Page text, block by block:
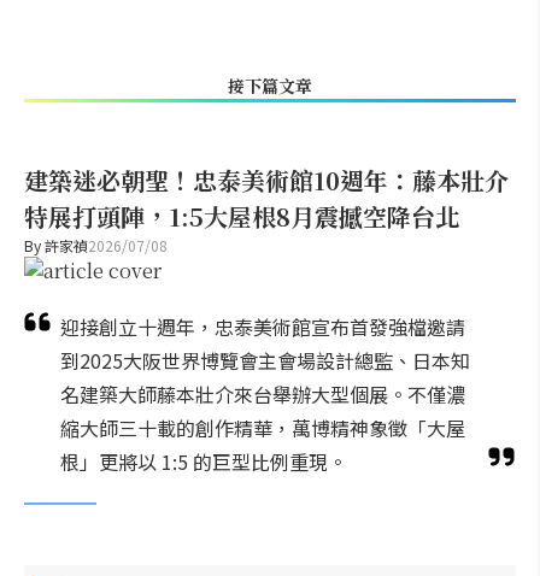
接下篇文章
建築迷必朝聖！忠泰美術館10週年：藤本壯介
特展打頭陣，1:5大屋根8月震撼空降台北
By許家禎2026/07/08
迎接創立十週年，忠泰美術館宣布首發強檔邀請
到2025大阪世界博覽會主會場設計總監、日本知
名建築大師藤本壯介來台舉辦大型個展。不僅濃
縮大師三十載的創作精華，萬博精神象徵「大屋
根」更將以 1:5 的巨型比例重現。